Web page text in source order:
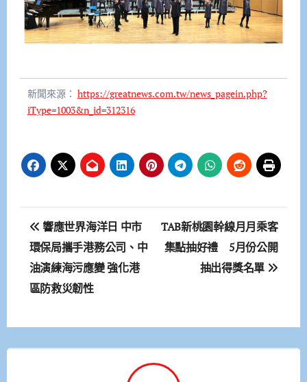
新聞來源： https://greatnews.com.tw/news_pagein.php?
iType=1003&n_id=312316
文
章
導
響應世界海洋日 中市
環保局攜手港務公司、中
油演練海污應變 強化港
區防救災韌性
TAB新桃園幹線月月乘客
集點抽好禮 5月份公開
抽出得獎名單